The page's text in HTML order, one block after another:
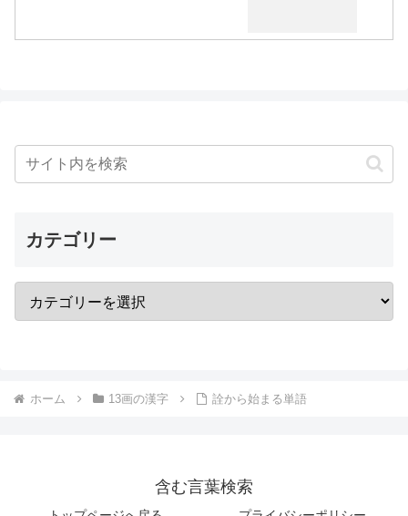
カテゴリー
ホーム 13画の漢字 詮から始まる単語
含む言葉検索